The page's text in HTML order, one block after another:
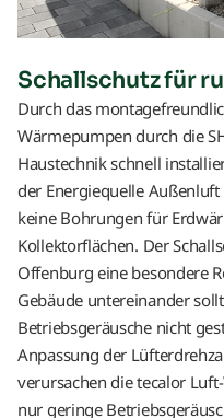
Schallschutz für
Durch das
Wärmepumpen durch die
Haustechnik schnell
der Energiequelle
keine Bohrungen für
Kollektorflächen. Der
Offenburg eine besondere
Gebäude untereinander
Betriebsgeräusche nicht
Anpassung der
verursachen die tecalor
nur geringe